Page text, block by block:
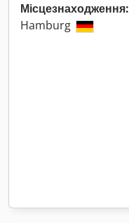
Місцезнаходження:
Hamburg